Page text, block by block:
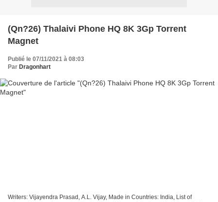
(Qn?26) Thalaivi Phone HQ 8K 3Gp Torrent
Magnet
Publié le 07/11/2021 à 08:03
Par Dragonhart
Writers: Vijayendra Prasad, A.L. Vijay, Made in Countries: India, List of